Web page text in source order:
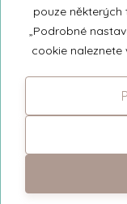
pouze některých
„Podrobné
cookie naleznete